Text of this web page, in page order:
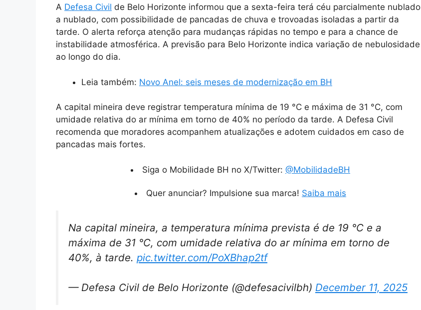
A Defesa Civil de Belo Horizonte informou que a sexta-feira terá céu parcialmente nublado
a nublado, com possibilidade de pancadas de chuva e trovoadas isoladas a partir da
tarde. O alerta reforça atenção para mudanças rápidas no tempo e para a chance de
instabilidade atmosférica. A previsão para Belo Horizonte indica variação de nebulosidade
ao longo do dia.
Leia também: Novo Anel: seis meses de modernização em BH
A capital mineira deve registrar temperatura mínima de 19 °C e máxima de 31 °C, com
umidade relativa do ar mínima em torno de 40% no período da tarde. A Defesa Civil
recomenda que moradores acompanhem atualizações e adotem cuidados em caso de
pancadas mais fortes.
Siga o Mobilidade BH no X/Twitter: @MobilidadeBH
Quer anunciar? Impulsione sua marca! Saiba mais
Na capital mineira, a temperatura mínima prevista é de 19 °C e a
máxima de 31 °C, com umidade relativa do ar mínima em torno de
40%, à tarde. pic.twitter.com/PoXBhap2tf
— Defesa Civil de Belo Horizonte (@defesacivilbh) December 11, 2025